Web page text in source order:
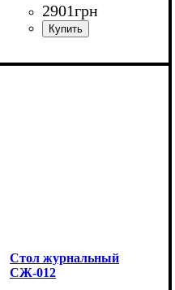
2901грн
Ширина: 70 см
Стол журнальный
СЖ-012